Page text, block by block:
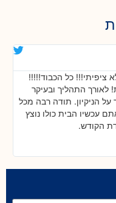
ציפיתי!!! כל הכבוד!!!!!
התהליך ובעיקר
על הניקיון. תודה רבה מכל
עכשיו הבית כולו נוצץ
הקודש.